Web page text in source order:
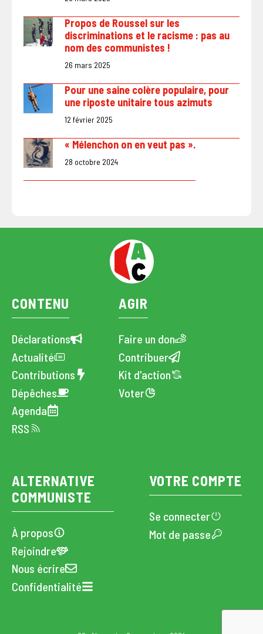
Propos de Roussel sur les
discriminations et le racisme : pas au
nom des communistes !
26 mars 2025
Pour une saine colère populaire, pour
une riposte unitaire tous azimuts
12 février 2025
« Mélenchon on en veut pas ».
28 octobre 2024
CONTENU
Déclarations
Actualité
Contributions
Dépêches
Agenda
RSS
AGIR
Faire un don
Contribuer
Kit d'action
Voter
ALTERNATIVE
COMMUNISTE
À propos
Rejoindre
Nous écrire
Confidentialité
VOTRE COMPTE
Se connecter
Mot de passe